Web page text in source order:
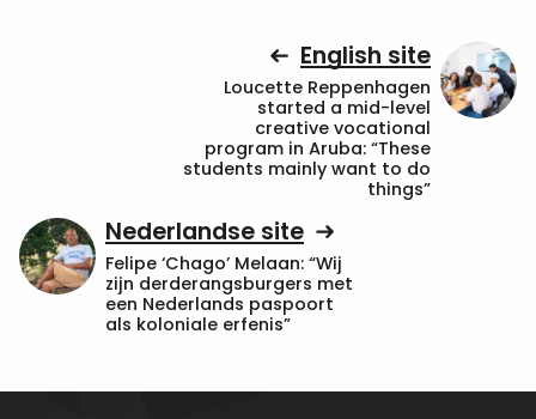
English site
Loucette Reppenhagen
started a mid-level
creative vocational
program in Aruba: “These
students mainly want to do
things”
Nederlandse site
Felipe ‘Chago’ Melaan: “Wij
zijn derderangsburgers met
een Nederlands paspoort
als koloniale erfenis”